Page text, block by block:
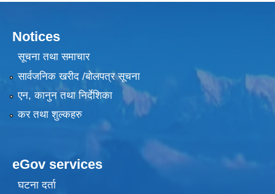
Notices
सूचना तथा समाचार
सार्वजनिक खरीद /बोलपत्र सूचना
एन, कानुन तथा निर्देशिका
कर तथा शुल्कहरु
eGov services
घटना दर्ता